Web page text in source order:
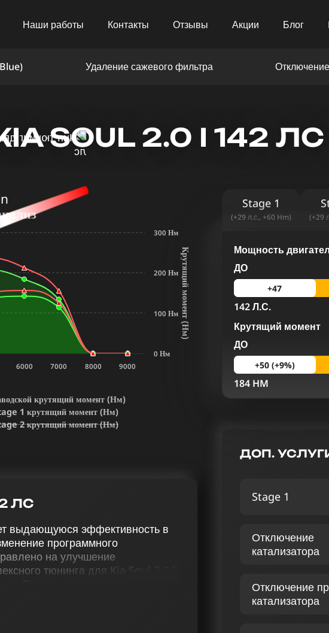
Наши работы Контакты Отзывы Акции Блог
Удаление сажевого фильтра
SOUL 2.0 I 142
К
р
у
т
я
щ
и
й
м
о
м
е
н
т
(
Н
м
)
крутящий момент (Нм)
1 крутящий момент (Нм)
2 крутящий момент (Нм)
6000 7000 8000 9000
0 Нм
100 Нм
200 Нм
300 Нм
ЛС
выдающуюся эффективность в
программного
на улучшение
тюнинга для Kia Soul 2.0 I
2), отключение катализатора
EGR, активацию звукового
изменение в
приводит к значительному
Stage 1
(+29 л.с., +60 Hm) (+29
Мощность
ДО
+47
142 Л.С.
Крутящий момент
ДО
+50 (+9%)
184 HM
ДОП.
Stage 1
Отключение
катализатора
Отключение
катализатора